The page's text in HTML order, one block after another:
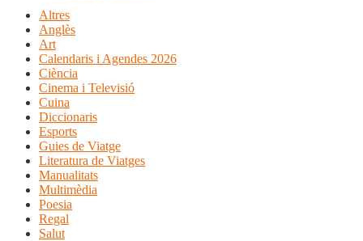
Altres
Anglès
Art
Calendaris i Agendes 2026
Ciència
Cinema i Televisió
Cuina
Diccionaris
Esports
Guies de Viatge
Literatura de Viatges
Manualitats
Multimèdia
Poesia
Regal
Salut